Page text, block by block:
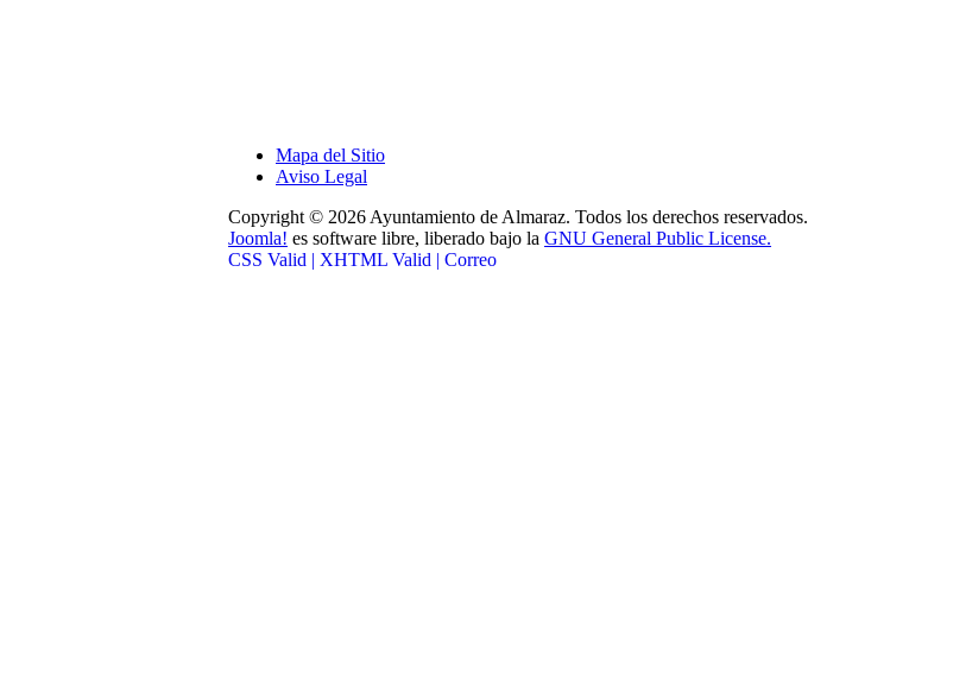
Mapa del Sitio
Aviso Legal
Copyright © 2026 Ayuntamiento de Almaraz. Todos los derechos reservados.
Joomla! es software libre, liberado bajo la GNU General Public License.
CSS Valid | XHTML Valid | Correo